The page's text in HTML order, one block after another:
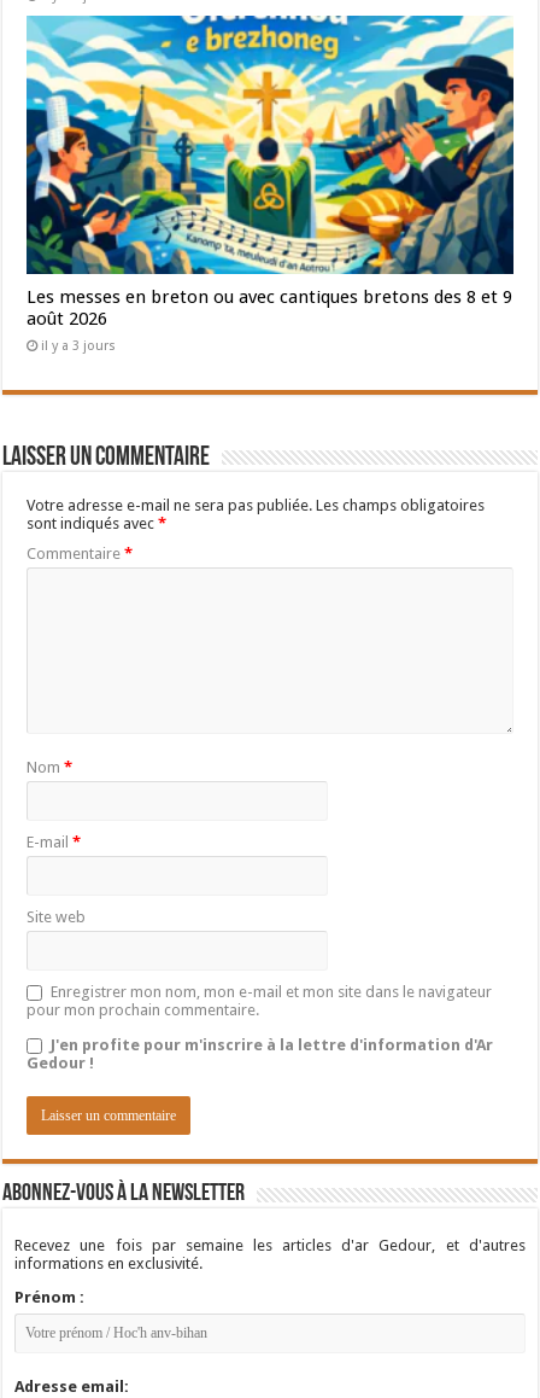
Les messes en breton ou avec cantiques bretons des 8 et 9
août 2026
il y a 3 jours
Laisser un commentaire
Votre adresse e-mail ne sera pas publiée. Les champs obligatoires
sont indiqués avec*
Commentaire*
Nom*
E-mail*
Site web
Enregistrer mon nom, mon e-mail et mon site dans le navigateur
pour mon prochain commentaire.
J'en profite pour m'inscrire à la lettre d'information d'Ar
Gedour !
Abonnez-vous à la newsletter
Recevez une fois par semaine les articles d'ar Gedour, et d'autres
informations en exclusivité.
Prénom :
Adresse email: